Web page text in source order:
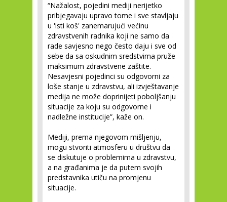
“Nažalost, pojedini mediji nerijetko
pribjegavaju upravo tome i sve stavljaju
u 'isti koš' zanemarujući većinu
zdravstvenih radnika koji ne samo da
rade savjesno nego često daju i sve od
sebe da sa oskudnim sredstvima pruže
maksimum zdravstvene zaštite.
Nesavjesni pojedinci su odgovorni za
loše stanje u zdravstvu, ali izvještavanje
medija ne može doprinijeti poboljšanju
situacije za koju su odgovorne i
nadležne institucije”, kaže on.
Mediji, prema njegovom mišljenju,
mogu stvoriti atmosferu u društvu da
se diskutuje o problemima u zdravstvu,
a na građanima je da putem svojih
predstavnika utiču na promjenu
situacije.